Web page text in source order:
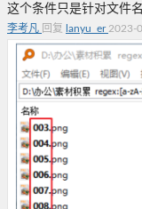
这个条件只是针对文件名
李考凡 回复 lanyu_er 2023-